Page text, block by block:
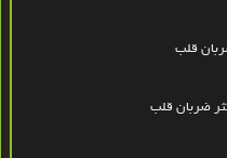
قلب
ضربان قلب